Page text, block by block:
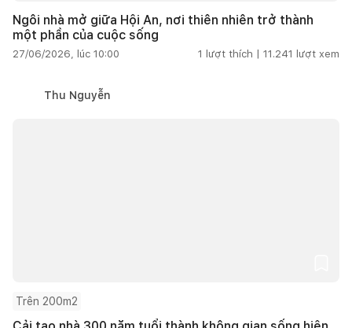
Ngôi nhà mở giữa Hội An, nơi thiên nhiên trở thành
một phần của cuộc sống
27/06/2026, lúc 10:00 1 lượt thích | 11.241 lượt xem
Thu Nguyễn
Trên 200m2